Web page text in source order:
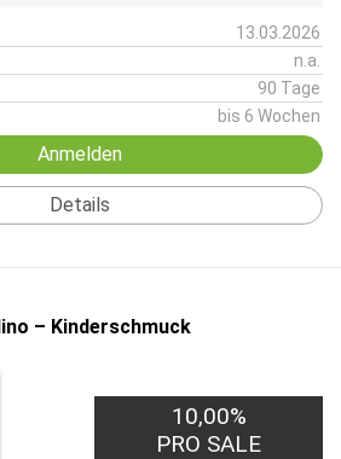
13.03.2026
n.a.
90 Tage
bis 6 Wochen
Anmelden
Details
– Kinderschmuck
10,00%
PRO SALE